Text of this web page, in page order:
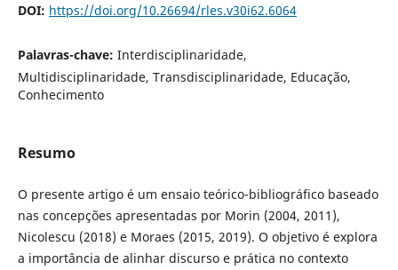
DOI: https://doi.org/10.26694/rles.v30i62.6064
Palavras-chave: Interdisciplinaridade,
Multidisciplinaridade, Transdisciplinaridade, Educação,
Conhecimento
Resumo
O presente artigo é um ensaio teórico-bibliográfico baseado
nas concepções apresentadas por Morin (2004, 2011),
Nicolescu (2018) e Moraes (2015, 2019). O objetivo é explora
a importância de alinhar discurso e prática no contexto